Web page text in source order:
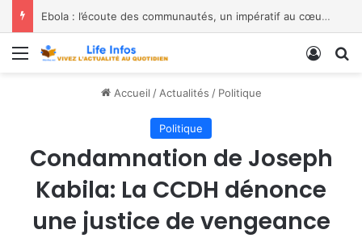
Menu
Accueil / Actualités / Politique
Politique
Condamnation de Joseph
Kabila: La CCDH dénonce
une justice de vengeance